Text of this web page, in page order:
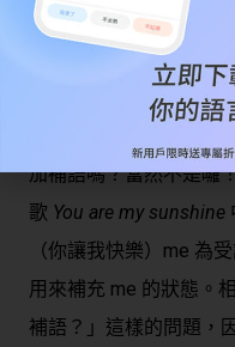
5. S+V+O+C (主
加補語嗎？當然不是囉
歌 You are my sunshine
（你讓我快樂）me 為
用來補充 me 的狀態。
補語？」這樣的問題，